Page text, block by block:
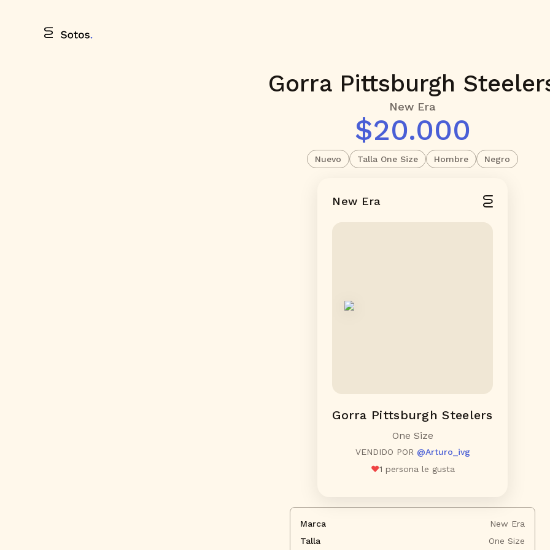
Gorra Pittsburgh
New Era
$20.000
Nuevo Talla One Size Hombre Negro
New Era
Gorra Pittsburgh Steelers
One Size
VENDIDO POR @Arturo_ivg
❤️1 persona le gusta
Marca
New Era
Talla
One Size